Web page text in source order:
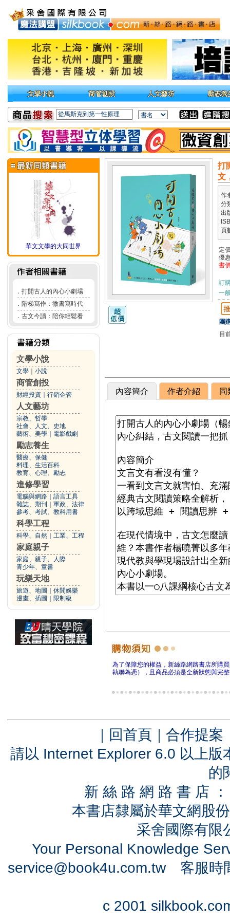
華文文學的大同世界
． 打開古人的內心小劇場
． 階梯寫作：微書寫時代
． 古文今讀：陪你輕鬆看
文學小說
文學 小說
商管創投
財經投資 行銷企管
人文藝坊
宗教、哲學
社會、人文、史地
藝術、美學
電影戲劇
勵志養生
醫療、保健
料理、生活百科
教育、心理、勵志
進修學習
電腦與網路
語言工具
雜誌、期刊
軍政、法律
參考、考試、教科用書
科學工程
科學、自然 工業、工程
家庭親子
家庭、親子、人際
青少年、童書
玩樂天地
旅遊、地圖
休閒娛樂
漫畫、插圖
限制級
打
文
作
分
出
頁
定
優
書
訂
一
團
目
內容簡介 作者介紹 同
為了保障您的權益，新絲路網路書店所購
執聯為憑），且商品必須是全新狀態與完
｜ 回首頁 ｜ 合作提案
請以 Internet Explorer 6.0 以上
的
新 絲 路 網 路 書 店
本書店隸屬於華文網股
采舍國際有
Your Personal Knowledge
service@book4u.com.tw客服時
c 2001